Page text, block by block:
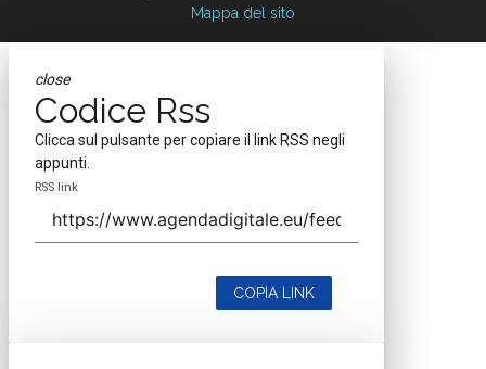
Mappa del sito
close
Codice Rss
Clicca sul pulsante per copiare il link RSS negli
appunti.
RSS link
COPIA LINK